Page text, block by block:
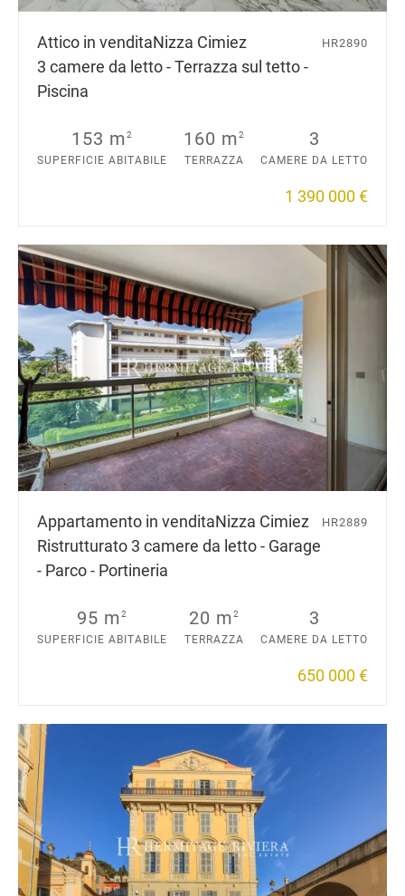
Attico in venditaNizza Cimiez
3 camere da letto - Terrazza sul tetto -
Piscina
HR2890
153 m2
SUPERFICIE ABITABILE
160 m2
TERRAZZA
3
CAMERE DA LETTO
1 390 000 €
Appartamento in venditaNizza Cimiez
Ristrutturato 3 camere da letto - Garage
- Parco - Portineria
HR2889
95 m2
SUPERFICIE ABITABILE
20 m2
TERRAZZA
3
CAMERE DA LETTO
650 000 €